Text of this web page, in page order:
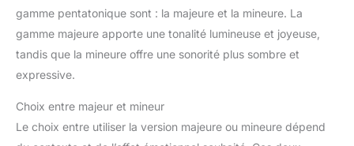
gamme pentatonique sont : la majeure et la mineure. La
gamme majeure apporte une tonalité lumineuse et joyeuse,
tandis que la mineure offre une sonorité plus sombre et
expressive.
Choix entre majeur et mineur
Le choix entre utiliser la version majeure ou mineure dépend